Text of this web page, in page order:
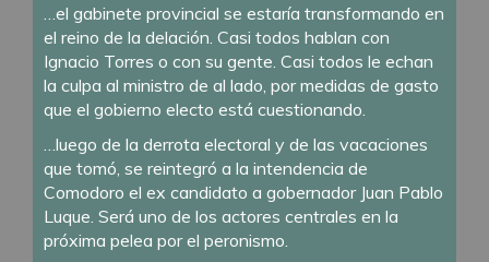
…el gabinete provincial se estaría transformando en
el reino de la delación. Casi todos hablan con
Ignacio Torres o con su gente. Casi todos le echan
la culpa al ministro de al lado, por medidas de gasto
que el gobierno electo está cuestionando.
…luego de la derrota electoral y de las vacaciones
que tomó, se reintegró a la intendencia de
Comodoro el ex candidato a gobernador Juan Pablo
Luque. Será uno de los actores centrales en la
próxima pelea por el peronismo.